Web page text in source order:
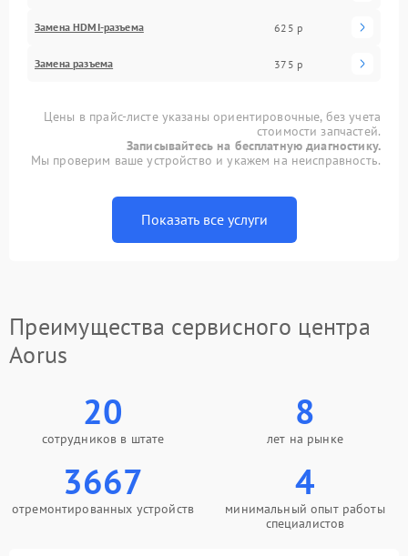
Замена HDMI-разъема 625 р
Замена разъема 375 р
Цены в прайс-листе указаны ориентировочные, без учета
стоимости запчастей.
Записывайтесь на бесплатную диагностику.
Мы проверим ваше устройство и укажем на неисправность.
Показать все услуги
Преимущества сервисного центра
Aorus
20
сотрудников в штате
8
лет на рынке
3667
отремонтированных устройств
4
минимальный опыт работы
специалистов